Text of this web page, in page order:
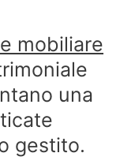
mobiliare
una
gestito.